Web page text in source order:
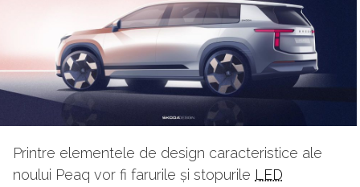
Printre elementele de design caracteristice ale
noului Peaq vor fi farurile și stopurile LED